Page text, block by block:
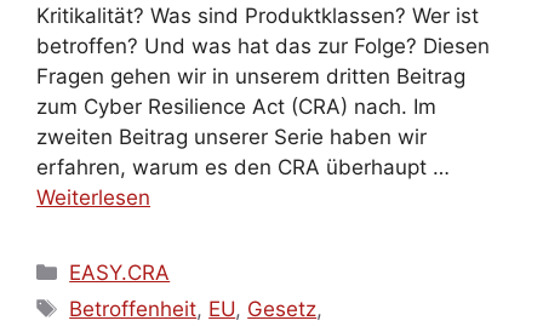
Kritikalität? Was sind Produktklassen? Wer ist
betroffen? Und was hat das zur Folge? Diesen
Fragen gehen wir in unserem dritten Beitrag
zum Cyber Resilience Act (CRA) nach. Im
zweiten Beitrag unserer Serie haben wir
erfahren, warum es den CRA überhaupt …
Weiterlesen
Kategorien
EASY.CRA
Schlagwörter
Betroffenheit, EU, Gesetz,